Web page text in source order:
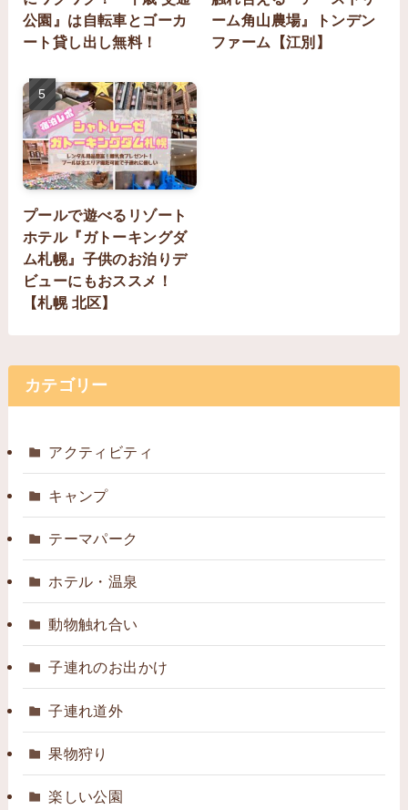
公園』は自転車とゴーカ
ート貸し出し無料！
ーム角山農場』トンデン
ファーム【江別】
プールで遊べるリゾート
ホテル『ガトーキングダ
ム札幌』子供のお泊りデ
ビューにもおススメ！
【札幌 北区】
カテゴリー
アクティビティ
キャンプ
テーマパーク
ホテル・温泉
動物触れ合い
子連れのお出かけ
子連れ道外
果物狩り
楽しい公園